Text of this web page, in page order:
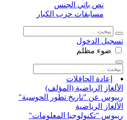
نص باتي الجنس
مسابقات حزب الكبار
تسجيل الدخول
ضوء مظلم
إعادة الحافلات
الألغاز الرياضية (المؤلف)
ريبوس عن "تاريخ تطور الحوسبة"
الألغاز الرياضية
ريبوس "تكنولوجيا المعلومات"